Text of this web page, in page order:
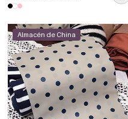
Almacén de China